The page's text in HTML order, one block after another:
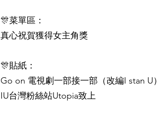
🎊菜單區：
真心祝賀獲得女主角獎
🎊貼紙：
Go on 電視劇一部接一部（改編I stan U）
IU台灣粉絲站Utopia致上